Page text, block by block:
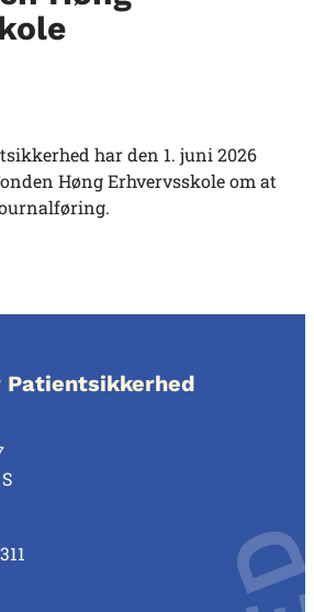
har den 1. juni 2026
Høng Erhvervsskole om at